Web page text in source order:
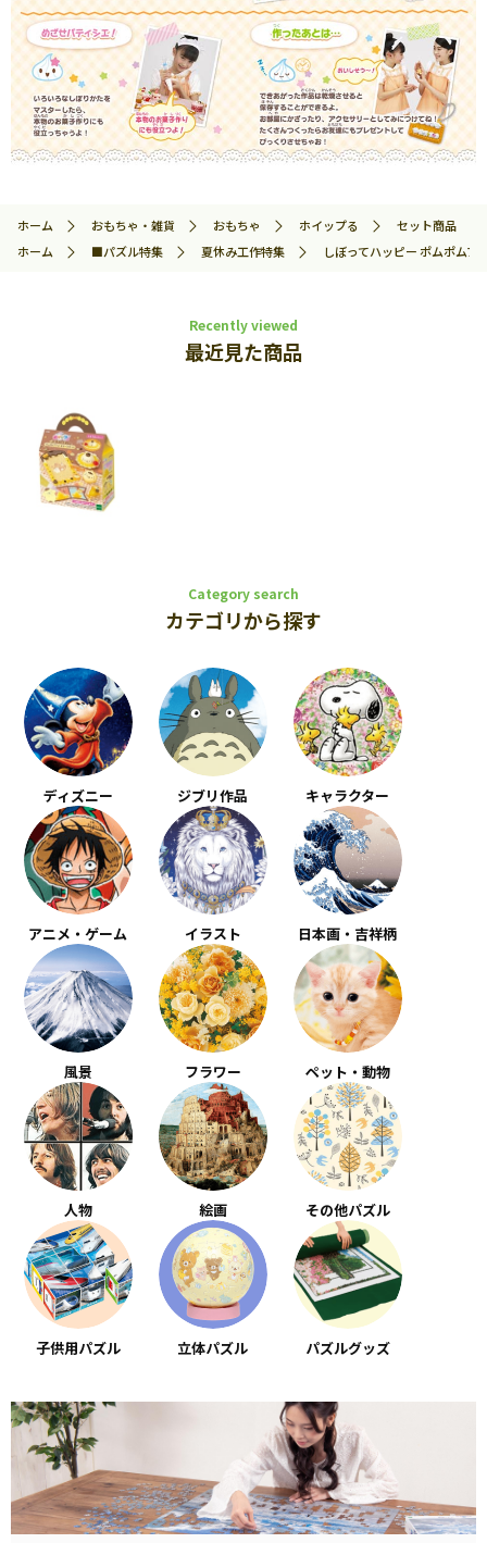
ホーム おもちゃ・雑貨 おもちゃ ホイップる
セット商品
ホーム
■パズル特集 夏休み工作特集 しぼってハッピー ポムポム
Recently viewed
最近見た商品
Category search
カテゴリから探す
ディズニー ジブリ作品 キャラクター
アニメ・ゲーム イラスト 日本画・吉祥柄
風景 フラワー ペット・動物
人物 絵画 その他パズル
子供用パズル 立体パズル パズルグッズ